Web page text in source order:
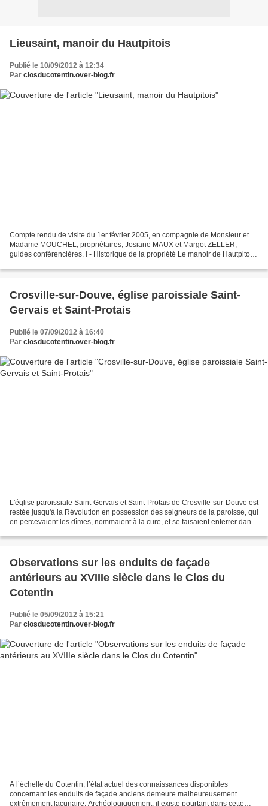
Lieusaint, manoir du Hautpitois
Publié le 10/09/2012 à 12:34
Par closducotentin.over-blog.fr
Compte rendu de visite du 1er février 2005, en compagnie de Monsieur et
Madame MOUCHEL, propriétaires, Josiane MAUX et Margot ZELLER,
guides conférencières. I - Historique de la propriété Le manoir de Hautpitois
Crosville-sur-Douve, église paroissiale Saint-
Gervais et Saint-Protais
Publié le 07/09/2012 à 16:40
Par closducotentin.over-blog.fr
L'église paroissiale Saint-Gervais et Saint-Protais de Crosville-sur-Douve est
restée jusqu'à la Révolution en possession des seigneurs de la paroisse, qui
en percevaient les dîmes, nommaient à la cure, et se faisaient enterrer dans
Observations sur les enduits de façade
antérieurs au XVIIIe siècle dans le Clos du
Cotentin
Publié le 05/09/2012 à 15:21
Par closducotentin.over-blog.fr
A l’échelle du Cotentin, l’état actuel des connaissances disponibles
concernant les enduits de façade anciens demeure malheureusement
extrêmement lacunaire. Archéologiquement, il existe pourtant dans cette